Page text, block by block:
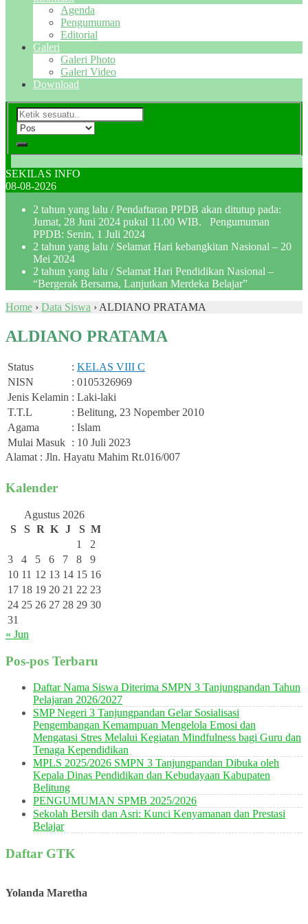
Agenda
Pengumuman
Editorial
Galeri
Galeri Photo
Galeri Video
Download
SEKILAS INFO
08-08-2026
2 tahun yang lalu / Pendaftaran PPDB akan ditutup pada:
Jumat, 28 Juni 2024 pukul 11.00 WIB. Pengumuman
PPDB: Senin, 1 Juli 2024
2 tahun yang lalu / Selamat Hari kebangkitan Nasional – 20
Mei 2024
2 tahun yang lalu / Selamat Hari Pendidikan Nasional –
“Bergerak Bersama, Lanjutkan Merdeka Belajar”
Home › Data Siswa › ALDIANO PRATAMA
ALDIANO PRATAMA
Status : KELAS VIII C
NISN
: 0105326969
Jenis Kelamin : Laki-laki
T.T.L
: Belitung, 23 Nopember 2010
Agama
: Islam
Mulai Masuk : 10 Juli 2023
Alamat : Jln. Hayatu Mahim Rt.016/007
Kalender
Agustus 2026
S
S R K J S M
1
2
3
4 5 6 7 8
9
10 11 12 13 14 15 16
17 18 19 20 21 22 23
24 25 26 27 28 29 30
31
« Jun
Pos-pos Terbaru
Daftar Nama Siswa Diterima SMPN 3 Tanjungpandan Tahun
Pelajaran 2026/2027
SMP Negeri 3 Tanjungpandan Gelar Sosialisasi
Pengembangan Kemampuan Mengelola Emosi dan
Mengatasi Stres Melalui Kegiatan Mindfulness bagi Guru dan
Tenaga Kependidikan
MPLS 2025/2026 SMPN 3 Tanjungpandan Dibuka oleh
Kepala Dinas Pendidikan dan Kebudayaan Kabupaten
Belitung
PENGUMUMAN SPMB 2025/2026
Sekolah Bersih dan Asri: Kunci Kenyamanan dan Prestasi
Belajar
Daftar GTK
Yolanda Maretha